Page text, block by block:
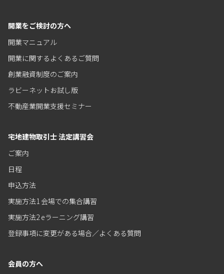
開業をご検討の方へ
開業マニュアル
開業に関するよくあるご質問
創業融資制度のご案内
ラビーネットお試し版
不動産業開業支援セミナー
宅地建物取引士 法定講習会
ご案内
日程
申込方法
実施方法1 会場での集合講習
実施方法2 eラーニング講習
登録事項に変更がある場合／よくある質問
会員の方へ